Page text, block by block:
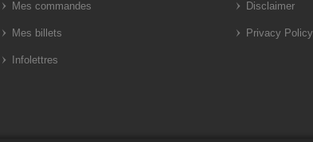
Mes commandes
Mes billets
Infolettres
Disclaimer
Privacy Policy